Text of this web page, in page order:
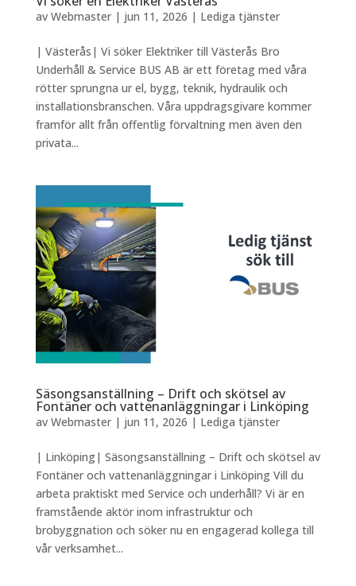
av Webmaster| jun 11, 2026 | Lediga tjänster
| Västerås| Vi söker Elektriker till Västerås Bro
Underhåll & Service BUS AB är ett företag med våra
rötter sprungna ur el, bygg, teknik, hydraulik och
installationsbranschen. Våra uppdragsgivare kommer
framför allt från offentlig förvaltning men även den
privata...
Säsongsanställning – Drift och skötsel av
Fontäner och vattenanläggningar i Linköping
av Webmaster| jun 11, 2026 | Lediga tjänster
| Linköping| Säsongsanställning – Drift och skötsel av
Fontäner och vattenanläggningar i Linköping Vill du
arbeta praktiskt med Service och underhåll? Vi är en
framstående aktör inom infrastruktur och
brobyggnation och söker nu en engagerad kollega till
vår verksamhet...